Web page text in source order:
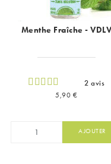
Menthe Fraîche -
2 avis
Prix
5,90 €
AJOUTER